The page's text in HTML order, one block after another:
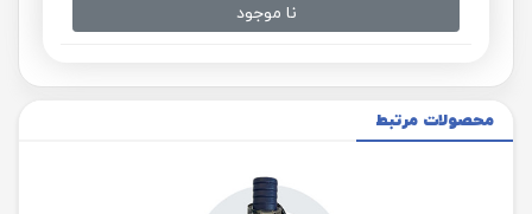
نا موجود
محصولات مرتبط